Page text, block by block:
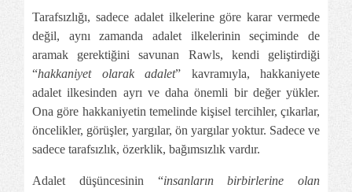
Tarafsızlığı, sadece adalet ilkelerine göre karar vermede
değil, aynı zamanda adalet ilkelerinin seçiminde de
aramak gerektiğini savunan Rawls, kendi geliştirdiği
“hakkaniyet olarak adalet” kavramıyla, hakkaniyete
adalet ilkesinden ayrı ve daha önemli bir değer yükler.
Ona göre hakkaniyetin temelinde kişisel tercihler, çıkarlar,
öncelikler, görüşler, yargılar, ön yargılar yoktur. Sadece ve
sadece tarafsızlık, özerklik, bağımsızlık vardır.
Adalet düşüncesinin “insanların birbirlerine olan